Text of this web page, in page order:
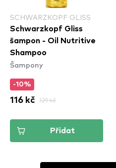
SCHWARZKOPF GLISS
Schwarzkopf Gliss
šampon - Oil Nutritive
Shampoo
Šampony
-10%
116 kč 129 kč
Přidat